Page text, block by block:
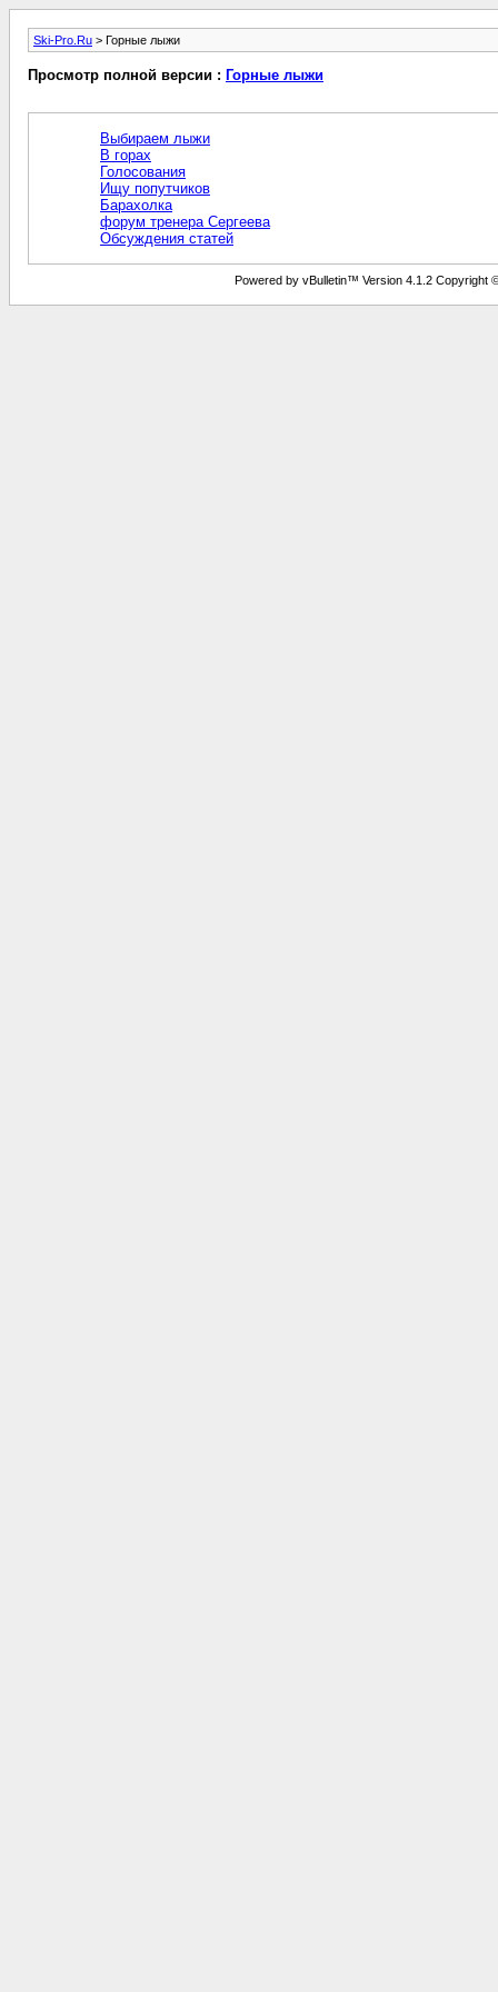
Ski-Pro.Ru > Горные лыжи
Просмотр полной версии : Горные лыжи
Выбираем лыжи
В горах
Голосования
Ищу попутчиков
Барахолка
форум тренера Сергеева
Обсуждения статей
Powered by vBulletin™ Version 4.1.2 Copyright